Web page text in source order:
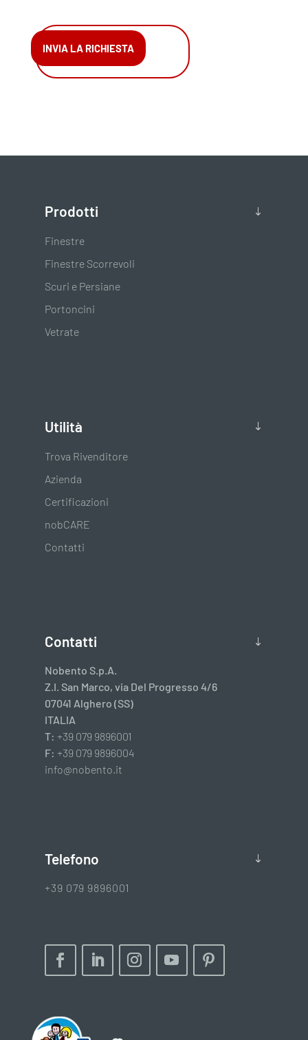
INVIA LA RICHIESTA
Prodotti
Finestre
Finestre Scorrevoli
Scuri e Persiane
Portoncini
Vetrate
Utilità
Trova Rivenditore
Azienda
Certificazioni
nobCARE
Contatti
Contatti
Nobento S.p.A.
Z.I. San Marco, via Del Progresso 4/6
07041 Alghero (SS)
ITALIA
T: +39 079 9896001
F: +39 079 9896004
info@nobento.it
Telefono
+39 079 9896001